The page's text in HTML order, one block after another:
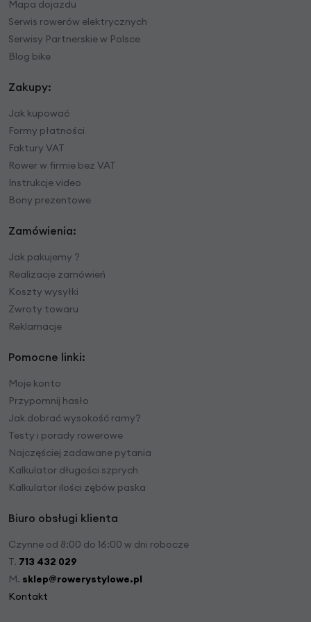
Mapa dojazdu
Serwis rowerów elektrycznych
Serwisy Partnerskie w Polsce
Blog bike
Zakupy:
Jak kupować
Formy płatności
Faktury VAT
Rower w firmie bez VAT
Instrukcje video
Bony prezentowe
Zamówienia:
Jak pakujemy ?
Realizacje zamówień
Koszty wysyłki
Zwroty towaru
Reklamacje
Pomocne linki:
Moje konto
Przypomnij hasło
Jak dobrać wysokość ramy?
Testy i porady rowerowe
Najczęściej zadawane pytania
Kalkulator długości szprych
Kalkulator ilości zębów paska
Biuro obsługi klienta
Czynne od 8:00 do 16:00 w dni robocze
T. 713 432 029
M. sklep@rowerystylowe.pl
Kontakt